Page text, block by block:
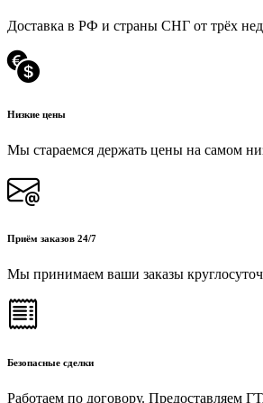
Доставка в РФ и страны СНГ от трёх
Низкие цены
Мы стараемся держать цены на самом
Приём заказов 24/7
Мы принимаем ваши заказы
Безопасные сделки
Работаем по договору. Предоставляем